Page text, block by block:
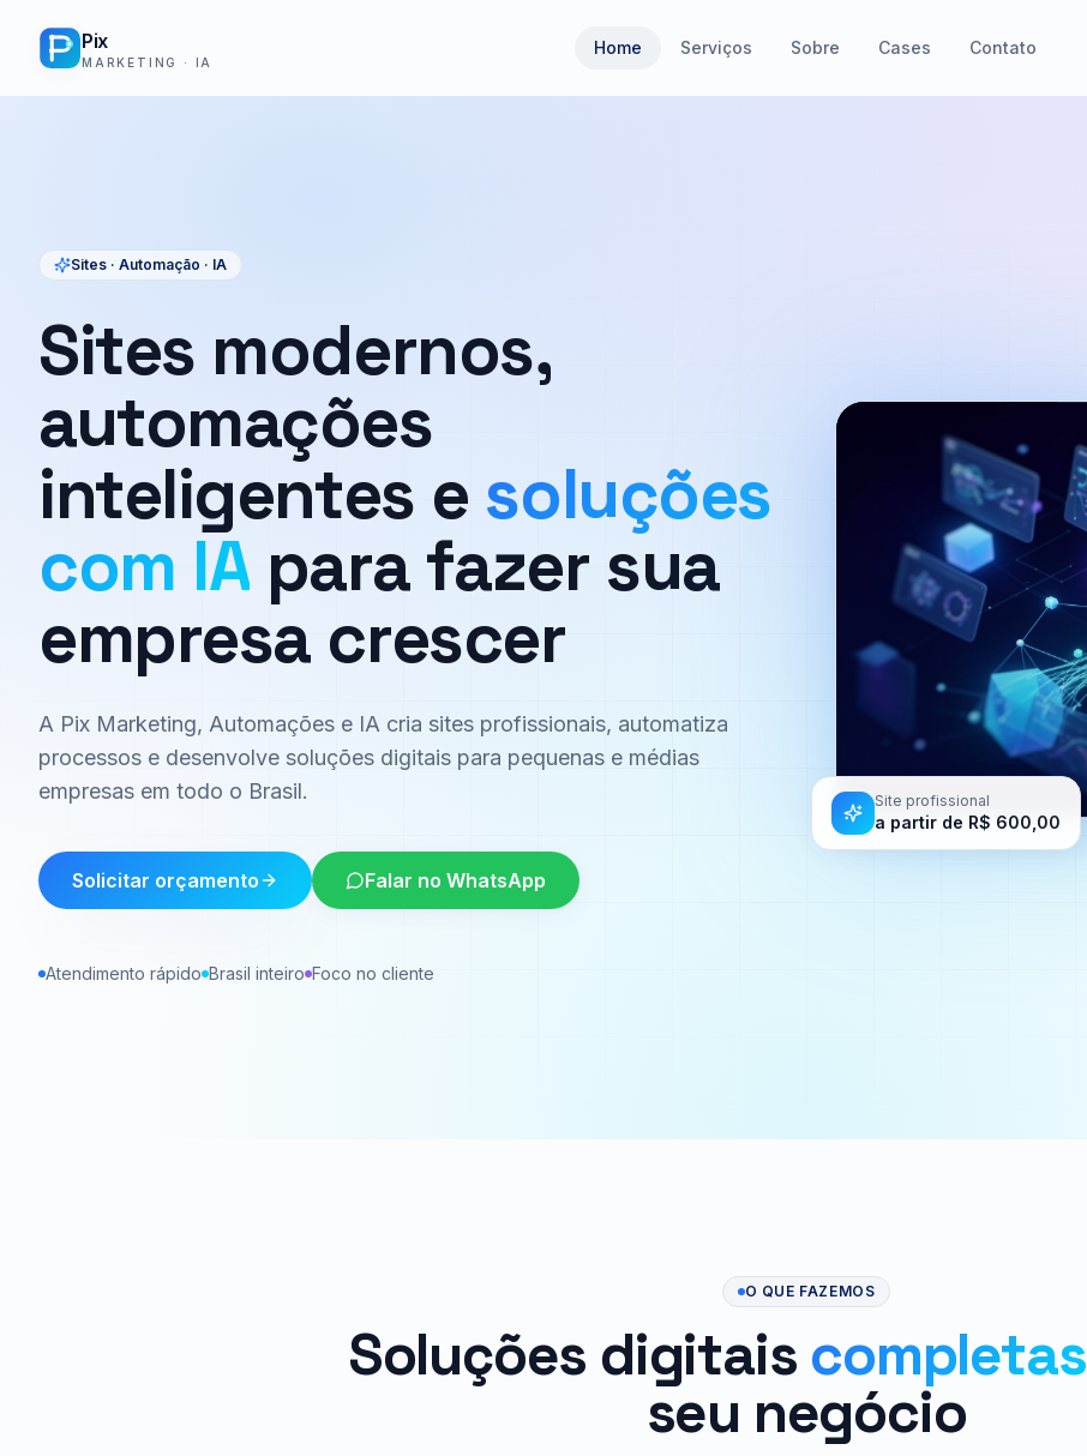
Pix
MARKETING · IA
Home Serviços Sobre Cases Contato
Sites · Automação · IA
Sites modernos,
automações
inteligentes e soluções
com IA para fazer sua
empresa crescer
A Pix Marketing, Automações e IA cria sites profissionais, automatiza
processos e desenvolve soluções digitais para pequenas e médias
empresas em todo o Brasil.
Solicitar orçamento Falar no WhatsApp
Atendimento rápido Brasil inteiro Foco no cliente
Site profissional
a partir de R$ 600,00
O QUE FAZEMOS
Soluções digitais completas
seu negócio